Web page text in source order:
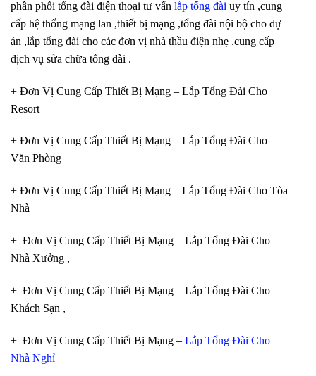
phân phối tổng đài điện thoại tư vấn lắp tổng đài uy tín ,cung
cấp hệ thống mạng lan ,thiết bị mạng ,tổng đài nội bộ cho dự
án ,lắp tổng đài cho các đơn vị nhà thầu điện nhẹ .cung cấp
dịch vụ sửa chữa tổng đài .
+ Đơn Vị Cung Cấp Thiết Bị Mạng – Lắp Tổng Đài Cho
Resort
+ Đơn Vị Cung Cấp Thiết Bị Mạng – Lắp Tổng Đài Cho
Văn Phòng
+ Đơn Vị Cung Cấp Thiết Bị Mạng – Lắp Tổng Đài Cho Tòa
Nhà
+ Đơn Vị Cung Cấp Thiết Bị Mạng – Lắp Tổng Đài Cho
Nhà Xưởng ,
+ Đơn Vị Cung Cấp Thiết Bị Mạng – Lắp Tổng Đài Cho
Khách Sạn ,
+ Đơn Vị Cung Cấp Thiết Bị Mạng – Lắp Tổng Đài Cho
Nhà Nghỉ